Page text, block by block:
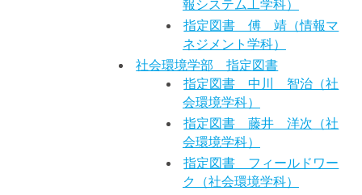
報システム工学科）
指定図書 傅 靖（情報マ
ネジメント学科）
社会環境学部 指定図書
指定図書 中川 智治（社
会環境学科）
指定図書 藤井 洋次（社
会環境学科）
指定図書 フィールドワー
ク（社会環境学科）